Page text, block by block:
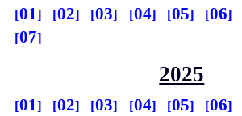
01 02 03 04 05
06
07
2025
01 02 03 04 05
06